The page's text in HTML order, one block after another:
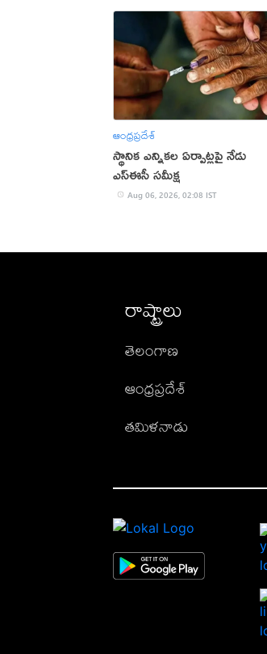
ఆంధ్రప్రదేశ్
స్థానిక ఎన్నికల ఏర్పాట్లపై నేడు
ఎస్ఈసీ సమీక్ష
Aug 06, 2026, 02:08 IST
రాష్ట్రాలు
తెలంగాణ
ఆంధ్రప్రదేశ్
తమిళనాడు